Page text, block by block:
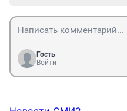
Гость
Войти